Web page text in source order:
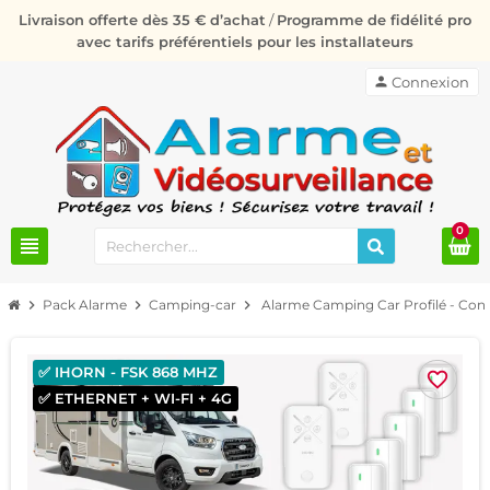
Livraison offerte dès 35 € d’achat /Programme de fidélité pro
avec tarifs préférentiels pour les installateurs
view_headline
person Connexion
0
chevron_right Pack Alarme chevron_right Camping-car chevron_right Alarme Camping Car Profilé -
favorite_border
✅ ETHERNET + WI-FI + 4G
✅ IHORN - FSK 868 MHZ